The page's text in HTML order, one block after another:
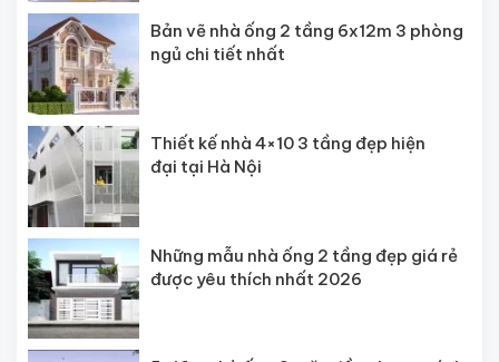
Bản vẽ nhà ống 2 tầng 6x12m 3 phòng
ngủ chi tiết nhất
Thiết kế nhà 4×10 3 tầng đẹp hiện
đại tại Hà Nội
Những mẫu nhà ống 2 tầng đẹp giá rẻ
được yêu thích nhất 2026